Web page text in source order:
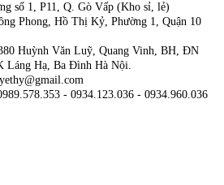
số 1, P11, Q. Gò Vấp (Kho sỉ, lẻ)
Phong, Hồ Thị Kỷ, Phường 1, Quận 10
Huỳnh Văn Luỹ, Quang Vinh, BH, ĐN
Láng Hạ, Ba Đình Hà Nội.
- 0934.123.036 - 0934.960.036